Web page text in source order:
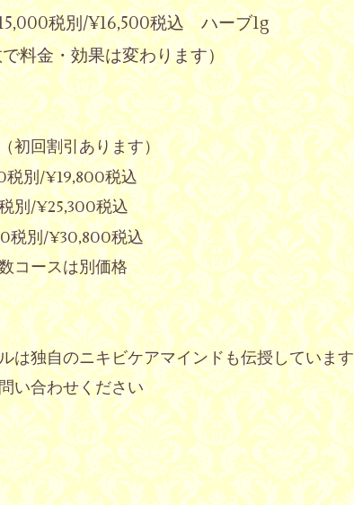
税別/¥16,500税込 ハーブ1g
料金・効果は変わります）
初回割引あります）
税別/¥19,800税込
別/¥25,300税込
税別/¥30,800税込
コースは別価格
は独自のニキビケアマインドも伝授しています
い合わせください